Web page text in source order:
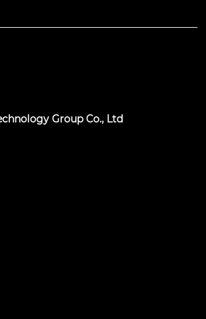
Group Co., Ltd